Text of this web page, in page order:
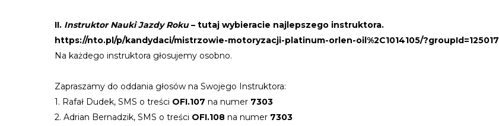
II. Instruktor Nauki Jazdy Roku– tutaj wybieracie najlepszego instruktora.
https://nto.pl/p/kandydaci/mistrzowie-motoryzacji-platinum-orlen-oil%2C1014105/?groupId=125017
Na każdego instruktora głosujemy osobno.
Zapraszamy do oddania głosów na Swojego Instruktora:
1. Rafał Dudek, SMS o treści OFI.107 na numer 7303
2. Adrian Bernadzik, SMS o treści OFI.108 na numer 7303